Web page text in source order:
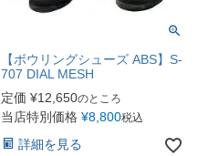
【ボウリングシューズ ABS】S-
707 DIAL MESH
定価 ¥12,650のところ
当店特別価格 ¥8,800税込
詳細を見る